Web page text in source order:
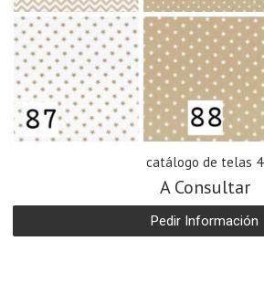
catálogo de telas 4
A Consultar
Pedir Información